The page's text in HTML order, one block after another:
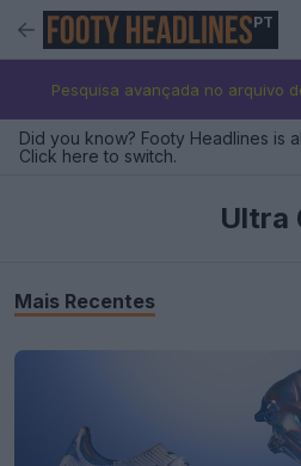
PT
Pesquisa avançada no arquivo
Did you know? Footy Headlines is
Click here to switch.
Ultra
Mais Recentes